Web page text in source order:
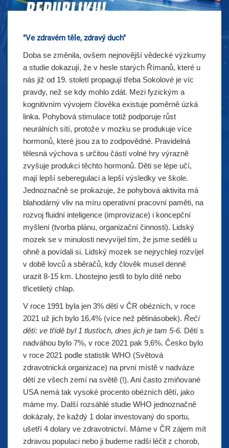
"Ve zdravém těle, zdravý duch"
Doba se změnila, ovšem nejnovější vědecké výzkumy
a studie dokazují, že v hesle starých Římanů, které u
nás již od 19. století propagují třeba Sokolové je víc
pravdy, než se kdy mohlo zdát. Mezi fyzickým a
kognitivním vývojem člověka existuje poměrně úzká
linka. Pohybová stimulace totiž podporuje růst
neurálních sítí, protože v mozku se produkuje více
hormonů, které jsou za to zodpovědné. Pravidelná
tělesná výchova s určitou částí volné hry výrazně
zvyšuje produkci těchto hormonů. Děti se lépe učí,
mají lepší seberegulaci a lepší výsledky ve škole.
Jednoznačně se prokazuje, že pohybová aktivita má
blahodárný vliv na míru operativní pracovní paměti, na
rozvoj fluidní inteligence (improvizace) i koncepční
myšlení (tvorba plánu, organizační činnosti). Lidský
mozek se v minulosti nevyvíjel tím, že jsme seděli u
ohně a povídali si. Lidský mozek se nejrychleji rozvíjel
v době lovců a sběračů, kdy člověk musel denně
urazit 8-15 km. Lhostejno jestli to bylo dítě nebo
třicetiletý chlap.
V roce 1991 byla jen 3% dětí v ČR obézních, v roce
2021 už jich bylo 16,4% (více než pětinásobek). Řečí
dětí: ve třídě byl 1 tlusťoch, dnes jich je tam 5-6. Dětí s
nadváhou bylo 7%, v roce 2021 pak 9,6%. Česko bylo
v roce 2021 podle statistik WHO (Světová
zdravotnická organizace) na první místě v nadváze
dětí ze všech zemí na světě (!). Ani často zmiňované
USA nemá tak vysoké procento obézních dětí, jako
máme my. Další rozsáhlé studie WHO jednoznačně
dokázaly, že každý 1 dolar investovaný do sportu,
ušetří 4 dolary ve zdravotnictví. Máme v ČR zájem mít
zdravou populaci nebo ji budeme radši léčit z chorob,